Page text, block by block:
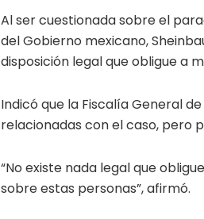
Al ser cuestionada sobre el
del Gobierno mexicano,
disposición legal que obligue a
Indicó que la Fiscalía General
relacionadas con el caso, pero
“No existe nada legal que
sobre estas personas”, afirmó.